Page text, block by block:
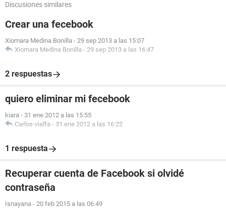
Discusiones similares
Crear una fecebook
Xiomara Medina Bonilla - 29 sep 2013 a las 15:07
Xiomara Medina Bonilla - 29 sep 2013 a las 16:47
2 respuestas
quiero eliminar mi fecebook
kiara - 31 ene 2012 a las 15:55
Carlos-vialfa - 31 ene 2012 a las 16:22
1 respuesta
Recuperar cuenta de Facebook si olvidé
contraseña
Isnayana - 20 feb 2015 a las 06:49